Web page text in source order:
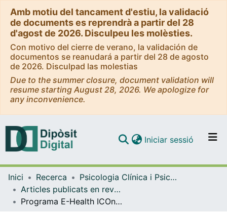
Amb motiu del tancament d'estiu, la validació
de documents es reprendrà a partir del 28
d'agost de 2026. Disculpeu les molèsties.
Con motivo del cierre de verano, la validación de
documentos se reanudará a partir del 28 de agosto
de 2026. Disculpad las molestias
Due to the summer closure, document validation will
resume starting August 28, 2026. We apologize for
any inconvenience.
Navega per tot el DD
Com publicar
Iniciar sessió (current)
Inici Recerca
Psicologia Clínica i Psicobiologia
Articles publicats en revistes (Psicologia Clínica i Psicobiologia)
Programa E-Health ICOnnecta't: un ecosistema para fomentar el bienestar en cáncer a través de la propuesta europea ONCOMMUN